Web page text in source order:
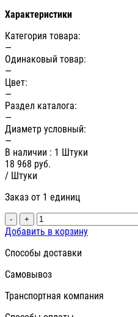
Характеристики
Категория товара:
—
Одинаковый товар:
—
Цвет:
—
Раздел каталога:
—
Диаметр условный:
—
В наличии : 1 Штуки
18 968 руб.
/ Штуки
Заказ от 1 единиц
- +
Добавить в корзину
Способы доставки
Самовывоз
Транспортная компания